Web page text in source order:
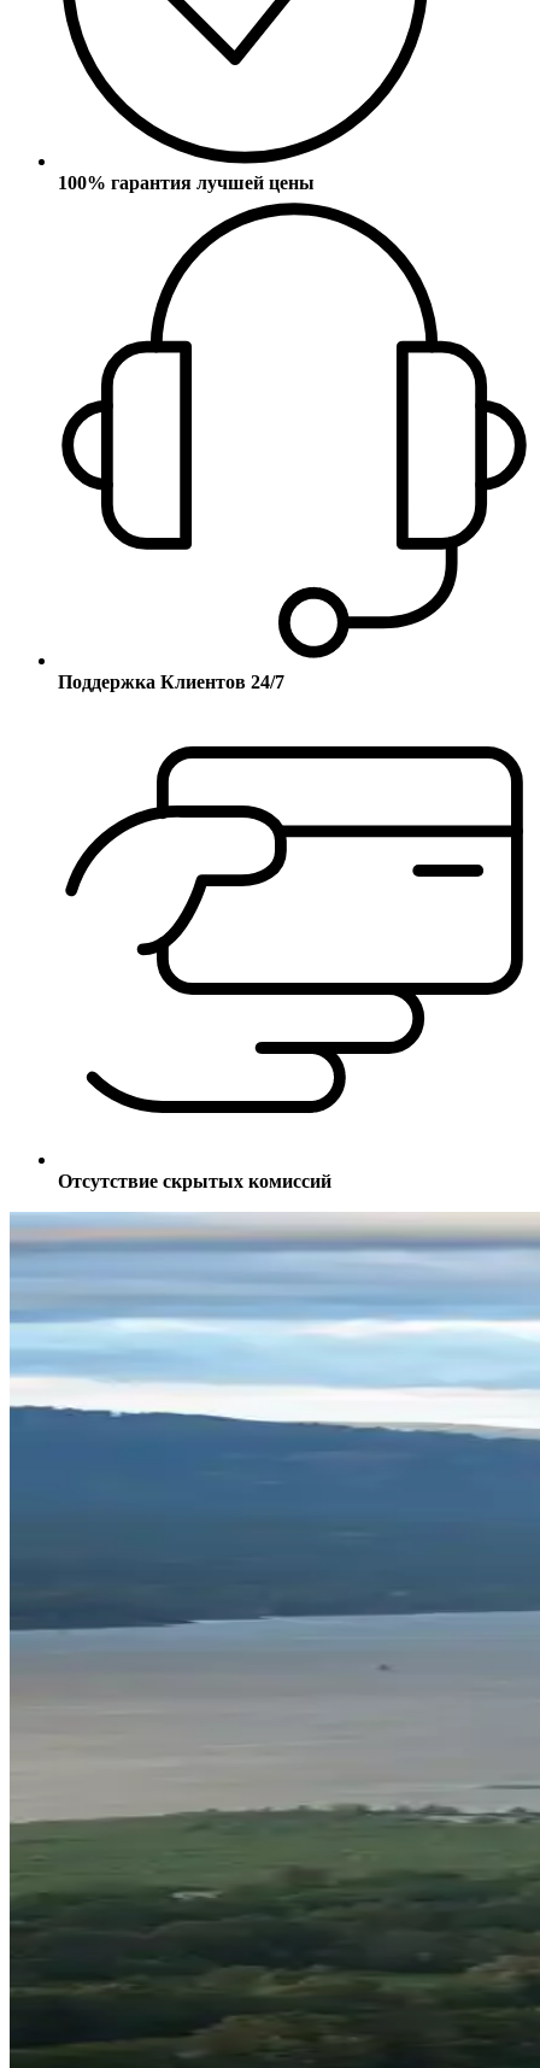
100% гарантия лучшей цены
Поддержка Клиентов 24/7
Отсутствие скрытых комиссий